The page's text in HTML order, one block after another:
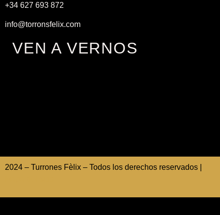
+34 627 693 872
info@torronsfelix.com
VEN A VERNOS
2024 – Turrones Fèlix – Todos los derechos reservados |